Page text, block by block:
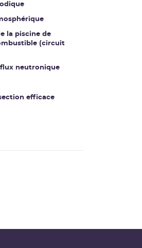
la piscine de
(circuit
neutronique
efficace